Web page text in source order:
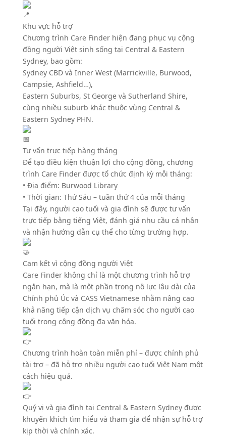
Khu vực hỗ trợ
Chương trình Care Finder hiện đang phục vụ cộng
đồng người Việt sinh sống tại Central & Eastern
Sydney, bao gồm:
Sydney CBD và Inner West (Marrickville, Burwood,
Campsie, Ashfield…),
Eastern Suburbs, St George và Sutherland Shire,
cùng nhiều suburb khác thuộc vùng Central &
Eastern Sydney PHN.
Tư vấn trực tiếp hàng tháng
Để tạo điều kiện thuận lợi cho cộng đồng, chương
trình Care Finder được tổ chức định kỳ mỗi tháng:
• Địa điểm: Burwood Library
• Thời gian: Thứ Sáu – tuần thứ 4 của mỗi tháng
Tại đây, người cao tuổi và gia đình sẽ được tư vấn
trực tiếp bằng tiếng Việt, đánh giá nhu cầu cá nhân
và nhận hướng dẫn cụ thể cho từng trường hợp.
Cam kết vì cộng đồng người Việt
Care Finder không chỉ là một chương trình hỗ trợ
ngắn hạn, mà là một phần trong nỗ lực lâu dài của
Chính phủ Úc và CASS Vietnamese nhằm nâng cao
khả năng tiếp cận dịch vụ chăm sóc cho người cao
tuổi trong cộng đồng đa văn hóa.
Chương trình hoàn toàn miễn phí – được chính phủ
tài trợ – đã hỗ trợ nhiều người cao tuổi Việt Nam một
cách hiệu quả.
Quý vị và gia đình tại Central & Eastern Sydney được
khuyến khích tìm hiểu và tham gia để nhận sự hỗ trợ
kịp thời và chính xác.